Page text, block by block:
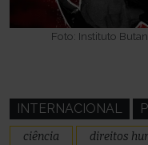
Foto: Instituto
INTERNACIONAL
ciência direitos